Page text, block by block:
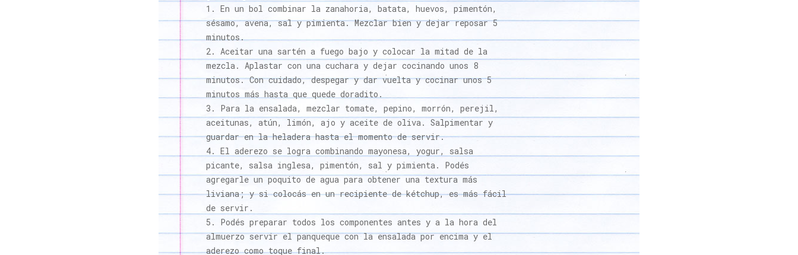
En un bol combinar la zanahoria, batata, huevos, pimentón,
sésamo, avena, sal y pimienta. Mezclar bien y dejar reposar 5
minutos.
Aceitar una sartén a fuego bajo y colocar la mitad de la
mezcla. Aplastar con una cuchara y dejar cocinando unos 8
minutos. Con cuidado, despegar y dar vuelta y cocinar unos 5
minutos más hasta que quede doradito.
Para la ensalada, mezclar tomate, pepino, morrón, perejil,
aceitunas, atún, limón, ajo y aceite de oliva. Salpimentar y
guardar en la heladera hasta el momento de servir.
El aderezo se logra combinando mayonesa, yogur, salsa
picante, salsa inglesa, pimentón, sal y pimienta. Podés
agregarle un poquito de agua para obtener una textura más
liviana; y si colocás en un recipiente de kétchup, es más fácil
de servir.
Podés preparar todos los componentes antes y a la hora del
almuerzo servir el panqueque con la ensalada por encima y el
aderezo como toque final.